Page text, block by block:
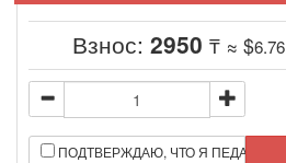
Взнос: 2950 ₸ ≈ $6.76
ПОДТВЕРЖДАЮ, ЧТО Я ПЕДАГОГ.